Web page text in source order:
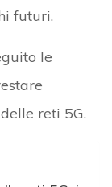
futuri.
le
reti 5G.